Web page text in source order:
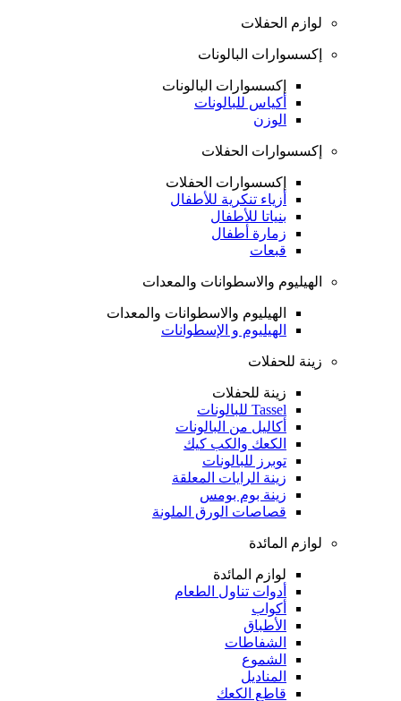
لوازم الحفلات
إكسسوارات البالونات
إكسسوارات البالونات
أكياس للبالونات
الوزن
إكسسوارات الحفلات
إكسسوارات الحفلات
أزياء تنكرية للأطفال
بنياتا للأطفال
زمارة أطفال
قبعات
الهيليوم والاسطوانات والمعدات
الهيليوم والاسطوانات والمعدات
الهيليوم و الإسطوانات
زينة للحفلات
زينة للحفلات
Tassel للبالونات
أكاليل من البالونات
الكعك والكب كيك
توبرز للبالونات
زينة الرايات المعلقة
زينة بوم بومس
قصاصات الورق الملونة
لوازم المائدة
لوازم المائدة
أدوات تناول الطعام
أكواب
الأطباق
الشفاطات
الشموع
المناديل
قاطع الكعك